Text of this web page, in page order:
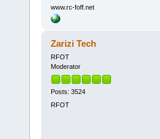
www.rc-foff.net
Zarizi Tech
RFOT
Moderator
Posts: 3524
RFOT